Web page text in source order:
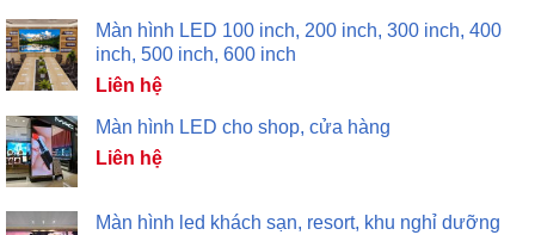
Màn hình LED 100 inch, 200 inch, 300 inch, 400
inch, 500 inch, 600 inch
Liên hệ
Màn hình LED cho shop, cửa hàng
Liên hệ
Màn hình led khách sạn, resort, khu nghỉ dưỡng